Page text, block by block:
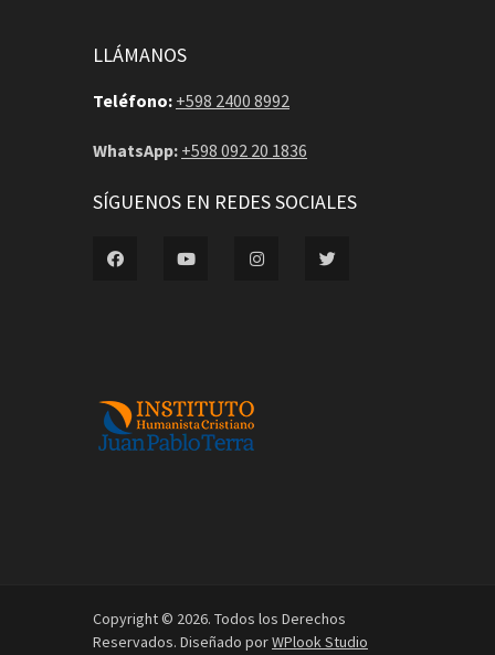
LLÁMANOS
Teléfono: +598 2400 8992
WhatsApp: +598 092 20 1836
SÍGUENOS EN REDES SOCIALES
Copyright © 2026. Todos los Derechos
Reservados. Diseñado porWPlook Studio